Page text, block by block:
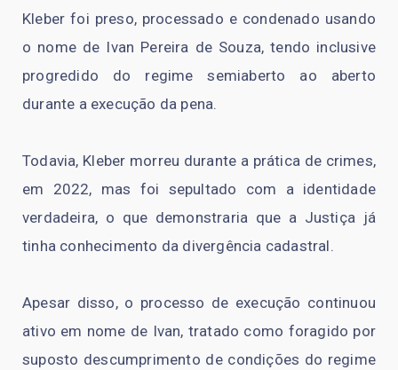
Kleber foi preso, processado e condenado usando
o nome de Ivan Pereira de Souza, tendo inclusive
progredido do regime semiaberto ao aberto
durante a execução da pena.
Todavia, Kleber morreu durante a prática de crimes,
em 2022, mas foi sepultado com a identidade
verdadeira, o que demonstraria que a Justiça já
tinha conhecimento da divergência cadastral.
Apesar disso, o processo de execução continuou
ativo em nome de Ivan, tratado como foragido por
suposto descumprimento de condições do regime